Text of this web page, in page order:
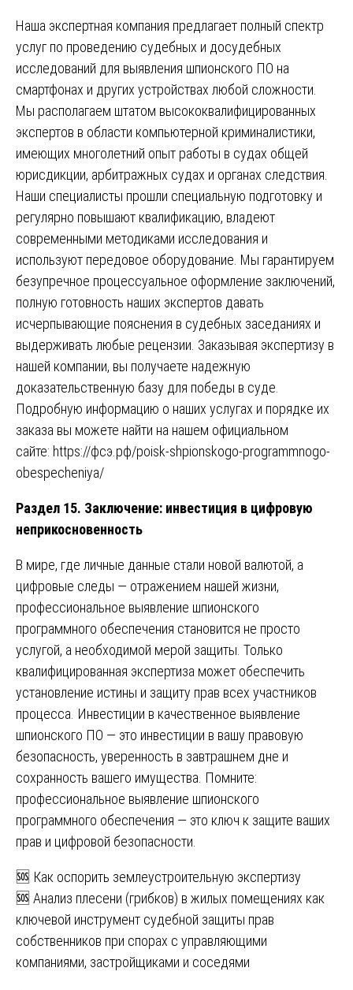
Наша экспертная компания предлагает полный спектр
услуг по проведению судебных и досудебных
исследований для выявления шпионского ПО на
смартфонах и других устройствах любой сложности.
Мы располагаем штатом высококвалифицированных
экспертов в области компьютерной криминалистики,
имеющих многолетний опыт работы в судах общей
юрисдикции, арбитражных судах и органах следствия.
Наши специалисты прошли специальную подготовку и
регулярно повышают квалификацию, владеют
современными методиками исследования и
используют передовое оборудование. Мы гарантируем
безупречное процессуальное оформление заключений,
полную готовность наших экспертов давать
исчерпывающие пояснения в судебных заседаниях и
выдерживать любые рецензии. Заказывая экспертизу в
нашей компании, вы получаете надежную
доказательственную базу для победы в суде.
Подробную информацию о наших услугах и порядке их
заказа вы можете найти на нашем официальном
сайте: https://фсэ.рф/poisk-shpionskogo-programmnogo-
obespecheniya/
Раздел 15. Заключение: инвестиция в цифровую
неприкосновенность
В мире, где личные данные стали новой валютой, а
цифровые следы — отражением нашей жизни,
профессиональное выявление шпионского
программного обеспечения становится не просто
услугой, а необходимой мерой защиты. Только
квалифицированная экспертиза может обеспечить
установление истины и защиту прав всех участников
процесса. Инвестиции в качественное выявление
шпионского ПО — это инвестиции в вашу правовую
безопасность, уверенность в завтрашнем дне и
сохранность вашего имущества. Помните:
профессиональное выявление шпионского
программного обеспечения — это ключ к защите ваших
прав и цифровой безопасности.
Навигация
по
записям
🆘 Как оспорить землеустроительную экспертизу
🆘 Анализ плесени (грибков) в жилых помещениях как
ключевой инструмент судебной защиты прав
собственников при спорах с управляющими
компаниями, застройщиками и соседями